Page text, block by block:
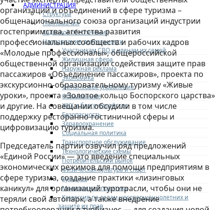
АДМИНИСТРАЦИЯ
Структура
Полномочия
Кадровое обеспечение
Направления деятельности
Участникам СВО и членам их семей
Жилищная сфера
Наружная реклама
Экономика
Финансовое управление
Образование
ЖКХ и благоустройство
Безопасность
Здравоохранение
Социальная политика
Транспортное обслуживание
Технологические схемы
Потребительский рынок
Физическая культура и спорт
Культура
Молодежная политика
Комиссия по делам несовершеннолетних и
защите их прав
организаций и объединений в сфере туризма –
общенационального союза организаций индустрии
гостеприимства, агентства развития
профессиональных сообществ и рабочих кадров
«Молодые профессионалы», общероссийской
общественной организации содействия защите прав
пассажиров «Объединение пассажиров», проекта по
экскурсионно-образовательному туризму «Живые
уроки», проекта «Золотое кольцо Боспорского царства»
и другие. На совещании обсудили в том числе
поддержку ресторанно-гостиничной сферы и
цифровизацию туризма.
Председатель партии озвучил ряд предложений
«Единой России» — это введение специальных
экономических режимов для помощи предприятиям в
сфере туризма, создание практики «лизинговых
каникул» для организаций туротрасли, чтобы они не
теряли свой автопарк, а также внедрение